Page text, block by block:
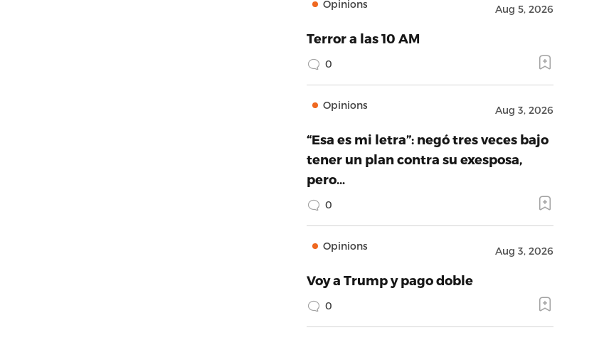
Opinions Aug 5, 2026
Terror a las 10 AM
0
Opinions Aug 3, 2026
“Esa es mi letra”: negó tres veces bajo
tener un plan contra su exesposa,
pero…
0
Opinions Aug 3, 2026
Voy a Trump y pago doble
0